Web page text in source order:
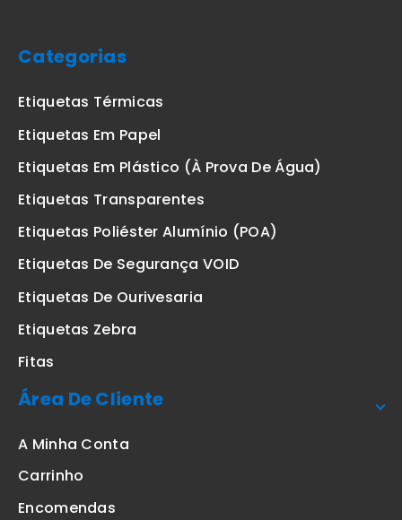
Categorias
Etiquetas Térmicas
Etiquetas Em Papel
Etiquetas Em Plástico (à Prova De Água)
Etiquetas Transparentes
Etiquetas Poliéster Alumínio (POA)
Etiquetas De Segurança VOID
Etiquetas De Ourivesaria
Etiquetas Zebra
Fitas
Área De Cliente
A Minha Conta
Carrinho
Encomendas